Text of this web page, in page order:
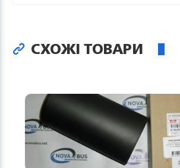
СХОЖІ ТОВАРИ